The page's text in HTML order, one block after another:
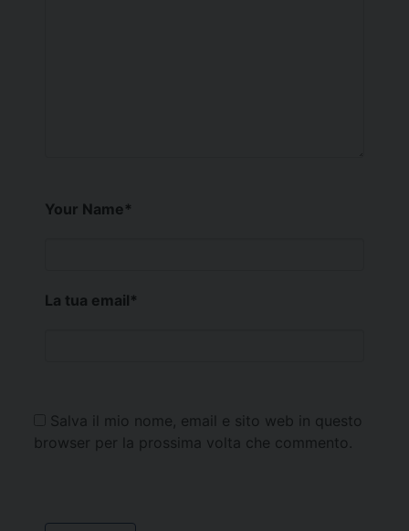
Your Name*
La tua email*
Salva il mio nome, email e sito web in questo
browser per la prossima volta che commento.